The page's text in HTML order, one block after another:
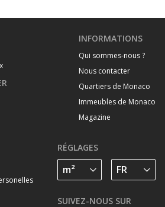
INFORMATIONS
Qui sommes-nous ?
Nous contacter
Quartiers de Monaco
Immeubles de Monaco
Magazine
RÉGLAGES
SUIVEZ-NOUS SUR